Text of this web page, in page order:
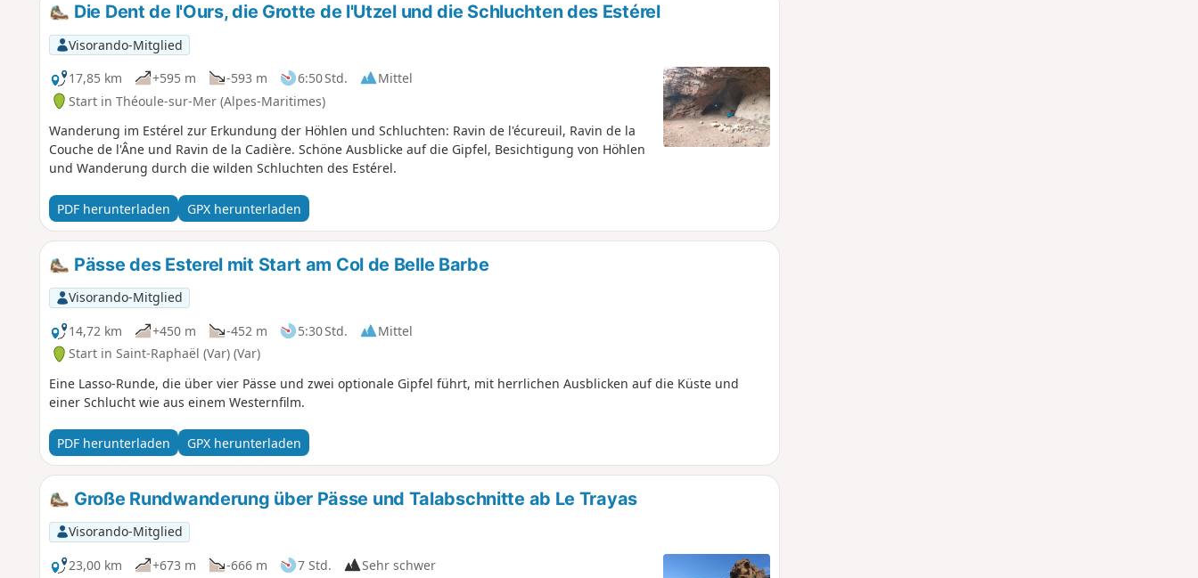
Die Dent de l'Ours, die Grotte de l'Utzel und die Schluchten des Estérel
Visorando-Mitglied
17,85 km
+595 m -593 m 6:50 Std.
Mittel
Start in Théoule-sur-Mer (Alpes-Maritimes)
Wanderung im Estérel zur Erkundung der Höhlen und Schluchten: Ravin de l'écureuil, Ravin de la
Couche de l'Âne und Ravin de la Cadière. Schöne Ausblicke auf die Gipfel, Besichtigung von Höhlen
und Wanderung durch die wilden Schluchten des Estérel.
PDF herunterladen GPX herunterladen
Pässe des Esterel mit Start am Col de Belle Barbe
Visorando-Mitglied
14,72 km
+450 m -452 m 5:30 Std.
Mittel
Start in Saint-Raphaël (Var) (Var)
Eine Lasso-Runde, die über vier Pässe und zwei optionale Gipfel führt, mit herrlichen Ausblicken auf die Küste und
einer Schlucht wie aus einem Westernfilm.
PDF herunterladen GPX herunterladen
Große Rundwanderung über Pässe und Talabschnitte ab Le Trayas
Visorando-Mitglied
23,00 km
+673 m -666 m 7 Std.
Sehr schwer